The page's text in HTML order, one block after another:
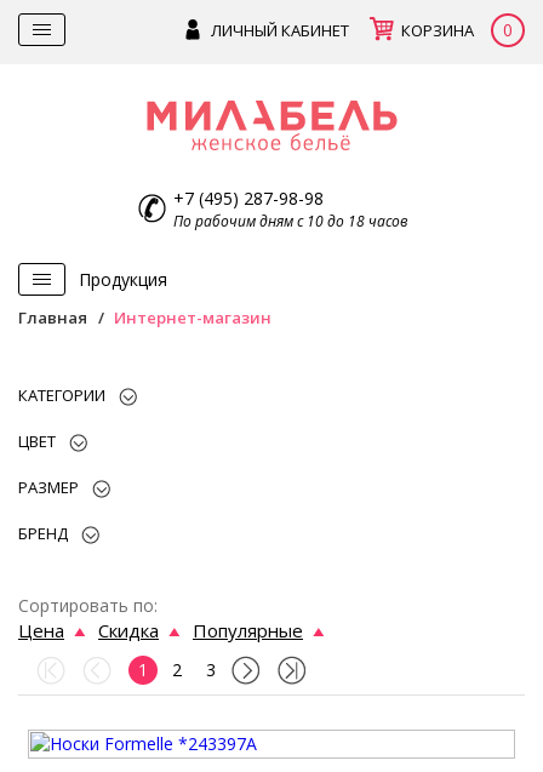
ЛИЧНЫЙ КАБИНЕТ КОРЗИНА 0
+7 (495) 287-98-98
По рабочим дням с 10 до 18 часов
Продукция
Главная Интернет-магазин
КАТЕГОРИИ
ЦВЕТ
РАЗМЕР
БРЕНД
Сортировать по:
Цена Скидка Популярные
1 2 3